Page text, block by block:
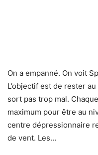
On a empanné. On voit
L’objectif est de rester
sort pas trop mal.
maximum pour être au
centre dépressionnaire
de vent. Les…